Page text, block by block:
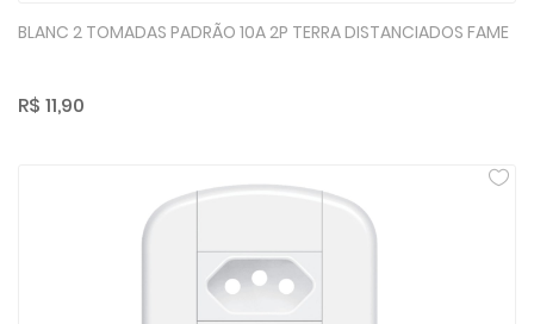
BLANC 2 TOMADAS PADRÃO 10A 2P TERRA DISTANCIADOS FAME
R$ 11,90